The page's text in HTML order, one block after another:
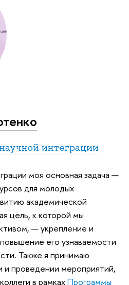
интеграции
моя основная задача —
для молодых
академической
цель, к которой мы
— укрепление и
его узнаваемости
Также я принимаю
и проведении мероприятий,
в рамкахПрограммы